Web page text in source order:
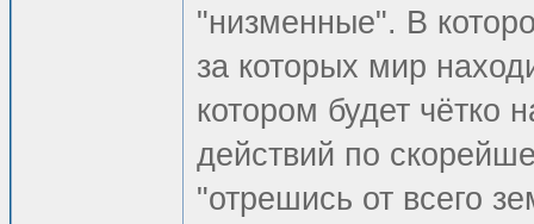
"низменные". В
за которых мир
котором будет чётко
действий по
"отрешись от всего